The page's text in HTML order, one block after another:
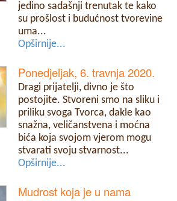
jedino sadašnji trenutak te kako
su prošlost i budućnost tvorevine
uma...
Opširnije...
Ponedjeljak, 6. travnja 2020.
Dragi prijatelji, divno je što
postojite. Stvoreni smo na sliku i
priliku svoga Tvorca, dakle kao
snažna, veličanstvena i moćna
bića koja svojom vjerom mogu
stvarati svoju stvarnost...
Opširnije...
Mudrost koja je u nama